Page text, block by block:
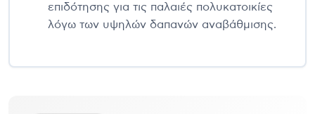
επιδότησης για τις παλαιές πολυκατοικίες
λόγω των υψηλών δαπανών αναβάθμισης.